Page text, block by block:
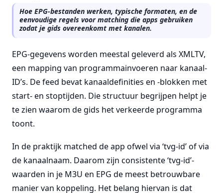
Hoe EPG-bestanden werken, typische formaten, en de
eenvoudige regels voor matching die apps gebruiken
zodat je gids overeenkomt met kanalen.
EPG-gegevens worden meestal geleverd als XMLTV,
een mapping van programmainvoeren naar kanaal-
ID’s. De feed bevat kanaaldefinities en -blokken met
start- en stoptijden. Die structuur begrijpen helpt je
te zien waarom de gids het verkeerde programma
toont.
In de praktijk matched de app ofwel via ‘tvg-id’ of via
de kanaalnaam. Daarom zijn consistente ‘tvg-id’-
waarden in je M3U en EPG de meest betrouwbare
manier van koppeling. Het belang hiervan is dat